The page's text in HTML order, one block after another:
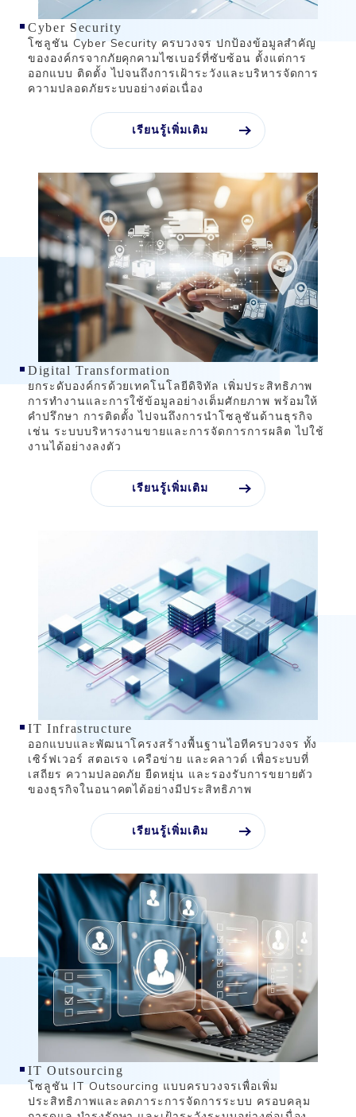
Cyber Security
โซลูชัน Cyber Security ครบวงจร ปกป้องข้อมูลสำคัญ
ขององค์กรจากภัยคุกคามไซเบอร์ที่ซับซ้อน ตั้งแต่การ
ออกแบบ ติดตั้ง ไปจนถึงการเฝ้าระวังและบริหารจัดการ
ความปลอดภัยระบบอย่างต่อเนื่อง
เรียนรู้เพิ่มเติม
Digital Transformation
ยกระดับองค์กรด้วยเทคโนโลยีดิจิทัล เพิ่มประสิทธิภาพ
การทำงานและการใช้ข้อมูลอย่างเต็มศักยภาพ พร้อมให้
คำปรึกษา การติดตั้ง ไปจนถึงการนำโซลูชันด้านธุรกิจ
เช่น ระบบบริหารงานขายและการจัดการการผลิต ไปใช้
งานได้อย่างลงตัว
เรียนรู้เพิ่มเติม
IT Infrastructure
ออกแบบและพัฒนาโครงสร้างพื้นฐานไอทีครบวงจร ทั้ง
เซิร์ฟเวอร์ สตอเรจ เครือข่าย และคลาวด์ เพื่อระบบที่
เสถียร ความปลอดภัย ยืดหยุ่น และรองรับการขยายตัว
ของธุรกิจในอนาคตได้อย่างมีประสิทธิภาพ
เรียนรู้เพิ่มเติม
IT Outsourcing
โซลูชัน IT Outsourcing แบบครบวงจรเพื่อเพิ่ม
ประสิทธิภาพและลดภาระการจัดการระบบ ครอบคลุม